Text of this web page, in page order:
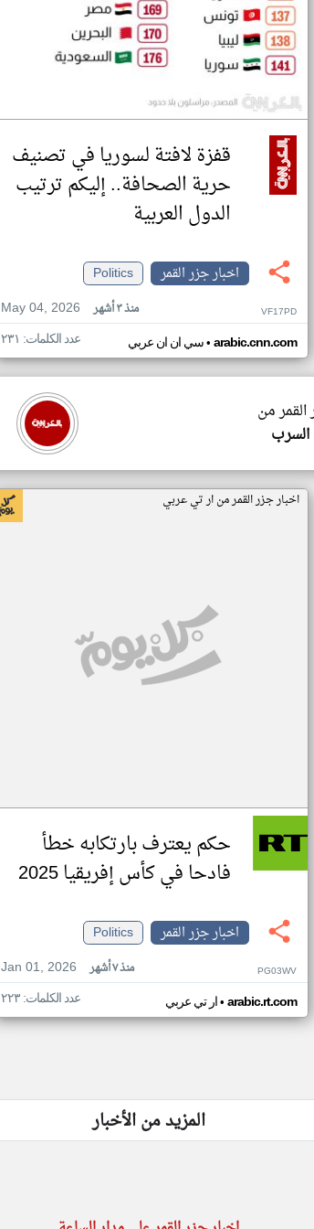
قفزة لافتة لسوريا في تصنيف
حرية الصحافة.. إليكم ترتيب
الدول العربية
اخبار جزر القمر
Politics
May 04, 2026
منذ ٣ أشهر VF17PD
سي ان ان عربي• arabic.cnn.com عدد الكلمات: ٢٣١
القمر من
اخبار جزر القمر من ار تي عربي
حكم يعترف بارتكابه خطأ
فادحا في كأس إفريقيا 2025
اخبار جزر القمر
Politics
Jan 01, 2026
منذ ٧ أشهر PG03WV
ار تي عربي• arabic.rt.com عدد الكلمات: ٢٢٣
المزيد من الأخبار